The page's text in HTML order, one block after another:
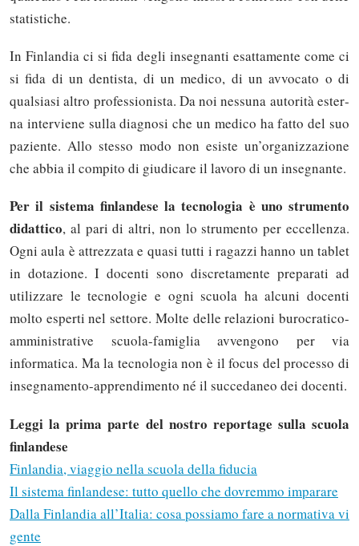
sta­ti­sti­che.
In Fin­lan­dia ci si fi­da de­gli in­se­gnan­ti esat­ta­men­te co­me ci
si fi­da di un den­ti­sta, di un me­di­co, di un av­vo­ca­to o di
qual­sia­si al­tro pro­fes­sio­ni­sta. Da noi nes­su­na au­to­ri­tà ester­
na in­ter­vie­ne sul­la dia­gno­si che un me­di­co ha fat­to del suo
pa­zien­te. Al­lo stes­so mo­do non esi­ste un’or­ga­niz­za­zio­ne
che ab­bia il com­pi­to di giu­di­ca­re il la­vo­ro di un in­se­gnan­te.
Per il sistema finlandese la tecnologia è uno strumento
didattico, al pari di altri, non lo strumento per eccellenza.
Ogni aula è attrezzata e quasi tutti i ragazzi hanno un tablet
in dotazione. I docenti sono discretamente preparati ad
utilizzare le tecnologie e ogni scuola ha alcuni docenti
molto esperti nel settore. Molte delle relazioni burocratico-
amministrative scuola-famiglia avvengono per via
informatica. Ma la tecnologia non è il focus del processo di
insegnamento-apprendimento né il succedaneo dei docenti.
Leggi la prima parte del nostro reportage sulla scuola
finlandese
Finlandia, viaggio nella scuola della fiducia
Il sistema finlandese: tutto quello che dovremmo imparare
Dalla Finlandia all’Italia: cosa possiamo fare a normativa vi
gente
school...). Magari è proprio questo che l'Italia
attendo con molta curiosità.
Fabio Cocco
domenica 04 novembre 2018
Ho letto con grande interesse l'articolo sul sistema
finlandese ma anche il rimando alla applicabilità in
scolastici sono figli della cultura e dei modelli
sociali di un paese ed in qualche modo ne
rispecchiano il carattere, il tema del modello
finlandese come esempio virtuoso, mette in luce
gli elementi distintivi di quello italiota che, a mio
personale avviso, si riducono a: - rigidità
nell'approccio alla didattica e alla trasmissione dei
contenuti - rigidità nella comprensione della realtà
in mutazione e nella costruzione del dialogo
educativo con le generazioni dei discenti - rigidità
nella valutazione delle conoscenze e delle
quando non sta fermo, immutabile e granitico nelle
proprie convinzioni didattiche ed educative,
annaspa nel rincorrere e nel cercare di percepire
fenomeni in costante mutamento. Temo quindi che